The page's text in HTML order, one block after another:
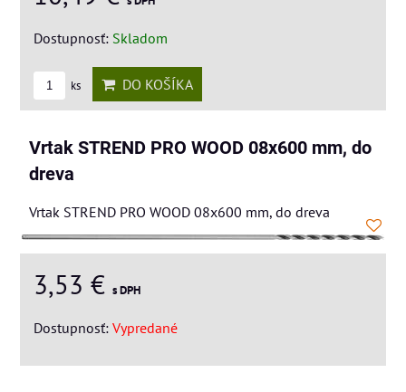
Dostupnosť: Skladom
ks DO KOŠÍKA
Vrtak STREND PRO WOOD 08x600 mm, do
dreva
Vrtak STREND PRO WOOD 08x600 mm, do dreva
3,53 € s DPH
Dostupnosť: Vypredané